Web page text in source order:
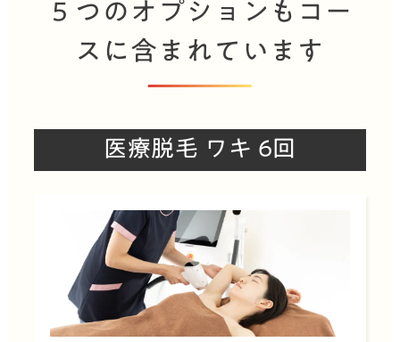
５つのオプションもコー
スに含まれています
医療脱毛 ワキ 6回